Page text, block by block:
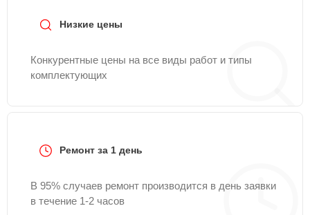
Низкие цены
Конкурентные цены на все виды работ и типы
комплектующих
Ремонт за 1 день
В 95% случаев ремонт производится в день заявки
в течение 1-2 часов